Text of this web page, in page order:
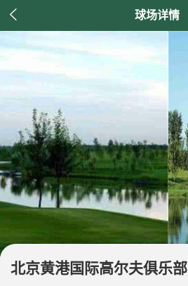
 球场详情
北京黄港国际高尔夫俱乐部